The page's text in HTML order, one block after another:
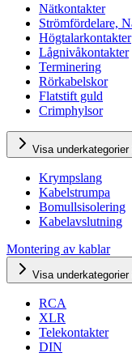
Nätkontakter
Strömfördelare,
Högtalarkontakter
Lågnivåkontakter
Terminering
Rörkabelskor
Flatstift guld
Crimphylsor
Visa underkategorier
Krympslang
Kabelstrumpa
Bomullsisolering
Kabelavslutning
Montering av kablar
Visa underkategorier
RCA
XLR
Telekontakter
DIN